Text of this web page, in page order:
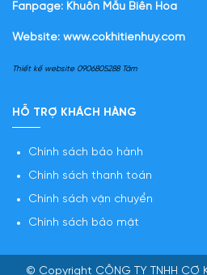
Fanpage: Khuôn Mẫu Biên Hòa
Website: www.cokhitienhuy.com
Thiết kế website 0906805288 Tâm
HỖ TRỢ KHÁCH HÀNG
Chính sách bảo hành
Chính sách thanh toán
Chính sách vận chuyển
Chính sách bảo mật
© Copyright CÔNG TY TNHH CƠ